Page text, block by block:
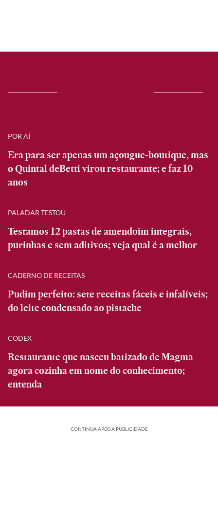
POR AÍ
Era para ser apenas um açougue-boutique, mas
o Quintal deBetti virou restaurante; e faz 10
anos
PALADAR TESTOU
Testamos 12 pastas de amendoim integrais,
purinhas e sem aditivos; veja qual é a melhor
CADERNO DE RECEITAS
Pudim perfeito: sete receitas fáceis e infalíveis;
do leite condensado ao pistache
CODEX
Restaurante que nasceu batizado de Magma
agora cozinha em nome do conhecimento;
entenda
CONTINUA APÓS A PUBLICIDADE